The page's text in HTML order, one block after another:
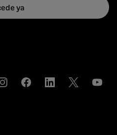
ya
InstagramCompartirCompartirCompartir